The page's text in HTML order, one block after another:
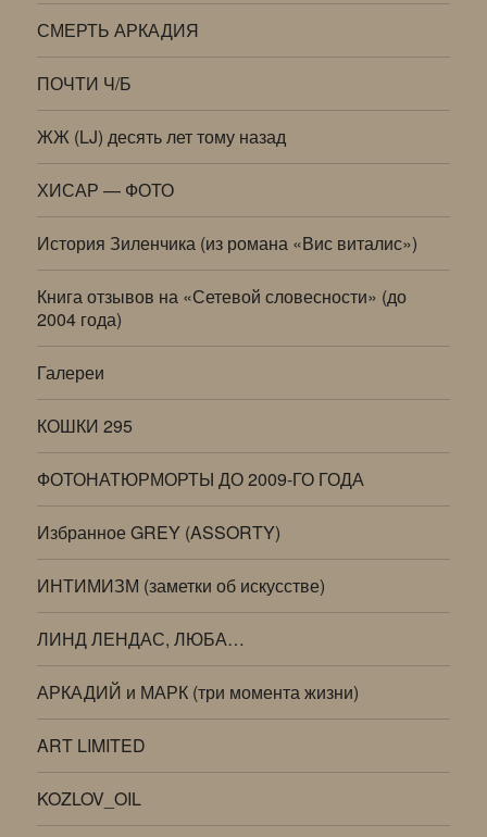
СМЕРТЬ АРКАДИЯ
ПОЧТИ Ч/Б
ЖЖ (LJ) десять лет тому назад
ХИСАР — ФОТО
История Зиленчика (из романа «Вис виталис»)
Книга отзывов на «Сетевой словесности» (до
2004 года)
Галереи
КОШКИ 295
ФОТОНАТЮРМОРТЫ ДО 2009-ГО ГОДА
Избранное GREY (ASSORTY)
ИНТИМИЗМ (заметки об искусстве)
ЛИНД ЛЕНДАС, ЛЮБА…
АРКАДИЙ и МАРК (три момента жизни)
ART LIMITED
KOZLOV_OIL